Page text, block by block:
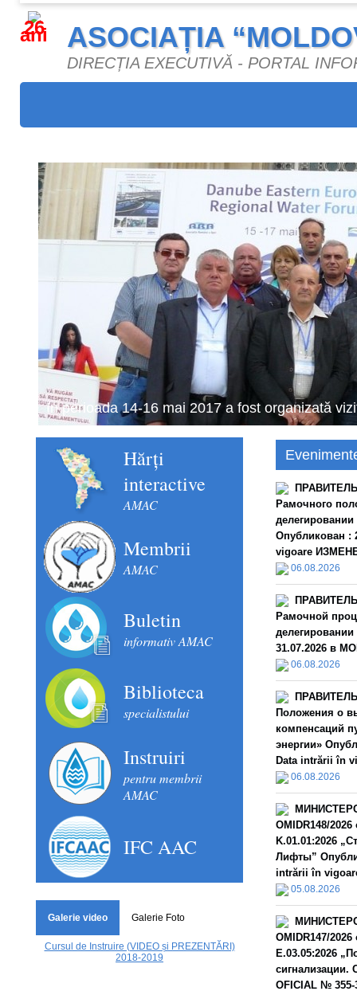
26
ani ASOCIAȚIA
DIRECȚIA EXECUTIVĂ - PORTAL
Schimbul de experiență în domeniul financiar
septembrie 2018).
Hărți
interactive
AMAC
Membrii
AMAC
Buletin
informativ AMAC
Biblioteca
specialistului
Instruiri
pentru membrii
AMAC
IFC AAC
Galerie video Galerie Foto
Cursul de Instruire (VIDEO și PREZENTĂRI)
2018-2019
Рамочного
Опубликован :
vigoare
06.08.2026
Рамочной
31.07.2026 в
06.08.2026
Положения о
компенсаций
энергии»
Data intrării în
06.08.2026
OMIDR148/
K.01.01:2026
Лифты”
intrării în
05.08.2026
OMIDR147/
E.03.05:2026
сигнализации.
OFICIAL №